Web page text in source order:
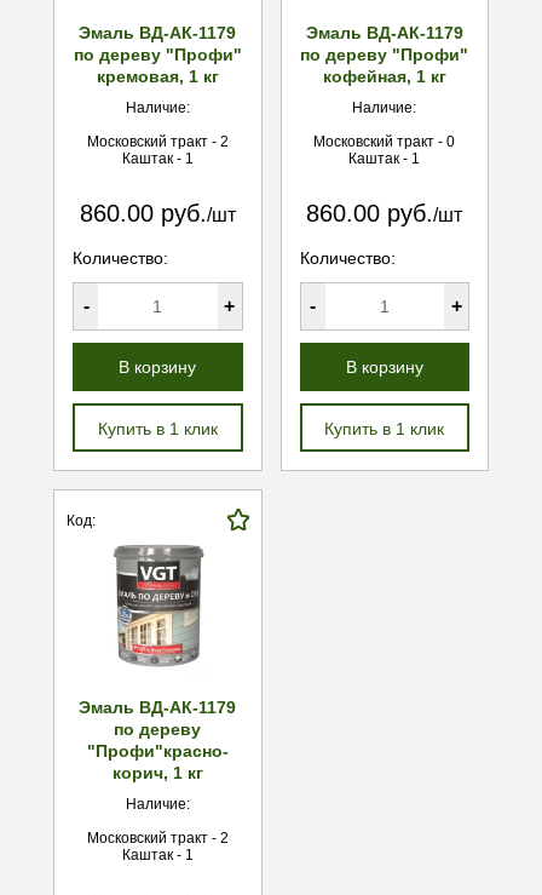
Эмаль ВД-АК-1179
по дереву "Профи"
кремовая, 1 кг
Наличие:
Московский тракт - 2
Каштак - 1
860.00 руб./шт
Количество:
- +
В корзину
Купить в 1 клик
Эмаль ВД-АК-1179
по дереву "Профи"
кофейная, 1 кг
Наличие:
Московский тракт - 0
Каштак - 1
860.00 руб./шт
Количество:
- +
В корзину
Купить в 1 клик
Код:
Эмаль ВД-АК-1179
по дереву
"Профи"красно-
корич, 1 кг
Наличие:
Московский тракт - 2
Каштак - 1